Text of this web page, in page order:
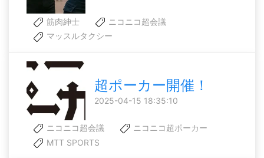
筋肉紳士
ニコニコ超会議
マッスルタクシー
超ポーカー開催！
2025-04-15 18:35:10
ニコニコ超会議
ニコニコ超ポーカー
MTT SPORTS